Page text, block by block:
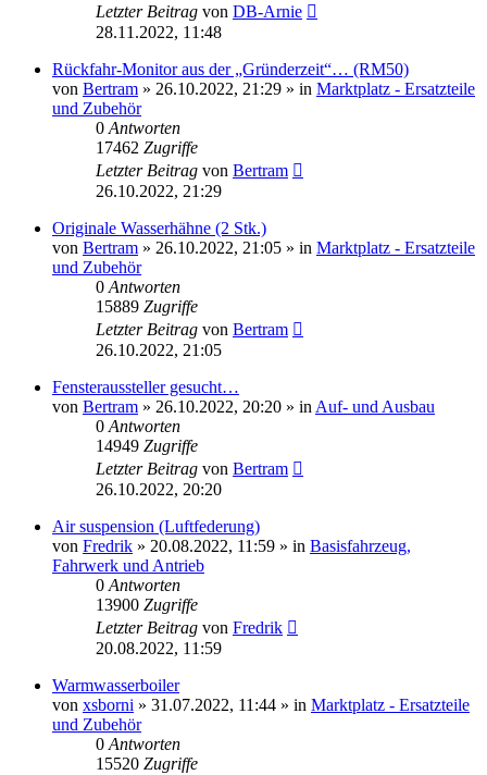
Letzter Beitrag von DB-Arnie
28.11.2022, 11:48
Rückfahr-Monitor aus der „Gründerzeit“… (RM50)
von Bertram » 26.10.2022, 21:29 » in Marktplatz - Ersatzteile
und Zubehör
0Antworten
17462 Zugriffe
Letzter Beitrag von Bertram
26.10.2022, 21:29
Originale Wasserhähne (2 Stk.)
von Bertram » 26.10.2022, 21:05 » in Marktplatz - Ersatzteile
und Zubehör
0Antworten
15889 Zugriffe
Letzter Beitrag von Bertram
26.10.2022, 21:05
Fensteraussteller gesucht…
von Bertram » 26.10.2022, 20:20 » inAuf- und Ausbau
0Antworten
14949 Zugriffe
Letzter Beitrag von Bertram
26.10.2022, 20:20
Air suspension (Luftfederung)
von Fredrik » 20.08.2022, 11:59 » in Basisfahrzeug,
Fahrwerk und Antrieb
0Antworten
13900 Zugriffe
Letzter Beitrag von Fredrik
20.08.2022, 11:59
Warmwasserboiler
von xsborni » 31.07.2022, 11:44 » in Marktplatz - Ersatzteile
und Zubehör
0Antworten
15520 Zugriffe